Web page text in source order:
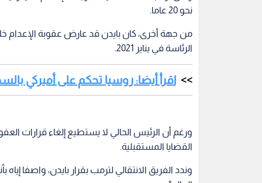
نحو 20 عاما.
من جهة أخرى، كان بايدن قد عارض عقوبة الإعدام
الرئاسة في يناير 2021.
اقرأ أيضا: روسيا تحكم على أميركي بالسجن 15 عاما بتهمة
ورغم أن الرئيس الحالي لا يستطيع إلغاء قرارات
القضايا المستقبلية.
وندد الفريق الانتقالي لترمب بقرار بايدن، واصفا